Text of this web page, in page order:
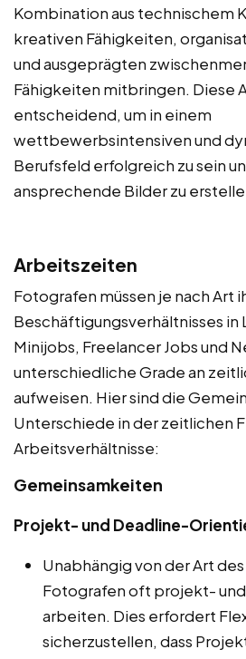
Kombination aus technischem
kreativen Fähigkeiten,
und ausgeprägten
Fähigkeiten mitbringen. Diese
entscheidend, um in einem
wettbewerbsintensiven und
Berufsfeld erfolgreich zu sein
ansprechende Bilder zu
Arbeitszeiten
Fotografen müssen je nach Art
Beschäftigungsverhältnisses in
Minijobs, Freelancer Jobs und
unterschiedliche Grade an
aufweisen. Hier sind die
Unterschiede in der zeitlichen
Arbeitsverhältnisse:
Gemeinsamkeiten
Projekt- und Deadline-
Unabhängig von der Art
Fotografen oft projekt-
arbeiten. Dies erfordert
sicherzustellen, dass